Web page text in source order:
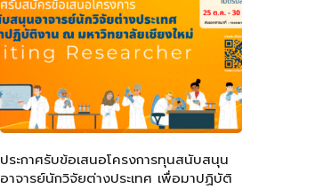
ประกาศรับข้อเสนอโครงการทุนสนับสนุน
อาจารย์นักวิจัยต่างประเทศ เพื่อมาปฏิบัติ